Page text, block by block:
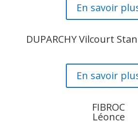
En savoir
DUPARCHY Vilcourt
En savoir
FIBROC
Léonce